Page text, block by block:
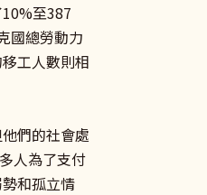
至387
國總勞動力
工人數則相
們的社會處
人為了支付
和孤立情